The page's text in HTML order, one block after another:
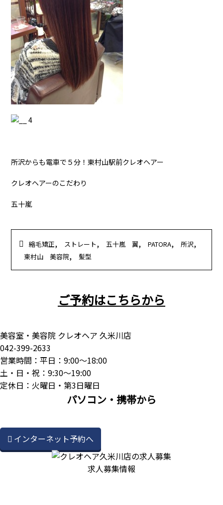
所沢からも電車で５分！東村山駅前クレオヘアー
クレオヘアーのこだわり
五十嵐
縮毛矯正, ストレート, 五十嵐 翼, PATORA, 所沢,
東村山 美容院, 髪型
ご予約はこちらから
美容室・美容院 クレオヘア 久米川店
042-399-2633
営業時間：平日：9:00～18:00
土・日・祝：9:30～19:00
定休日：火曜日・第3日曜日
パソコン・携帯から
インターネット予約へ
求人募集情報